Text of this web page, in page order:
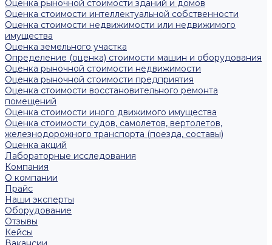
Оценка рыночной стоимости зданий и домов
Оценка стоимости интеллектуальной собственности
Оценка стоимости недвижимости или недвижимого
имущества
Оценка земельного участка
Определение (оценка) стоимости машин и оборудования
Оценка рыночной стоимости недвижимости
Оценка рыночной стоимости предприятия
Оценка стоимости восстановительного ремонта
помещений
Оценка стоимости иного движимого имущества
Оценка стоимости судов, самолетов, вертолетов,
железнодорожного транспорта (поезда, составы)
Оценка акций
Лабораторные исследования
Компания
О компании
Прайс
Наши эксперты
Оборудование
Отзывы
Кейсы